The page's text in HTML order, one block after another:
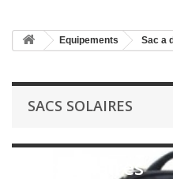
Equipements Sac a
SACS SOLAIRES
Sacs solaires